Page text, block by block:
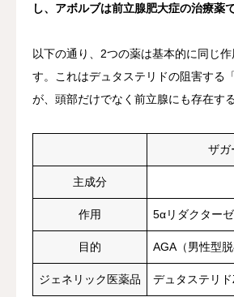
し、アボルブは前立腺肥大症の治療薬で
以下の通り、2つの薬は基本的に同じ作
す。これはデュタステリドの阻害する
が、頭部だけでなく前立腺にも存在す
ザガ
主成分
作用 5αリダクター
目的 AGA（男性型
ジェネリック医薬品 デュタステリ